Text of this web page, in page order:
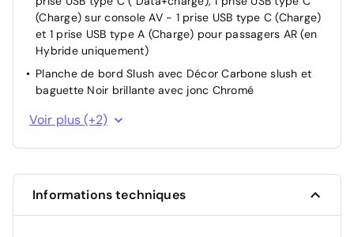
ABS, REF, AFU, CDS et TSM
Rétroviseur intérieur électrochrome
Verrouillage automatique de tous les ouvrants en
roulant
Verrouillage centralisé
(Charge) sur console AV - 1 prise USB type C (Charge)
et 1 prise USB type A (Charge) pour passagers AR (en
Hybride uniquement)
Planche de bord Slush avec Décor Carbone slush et
baguette Noir brillante avec jonc Chromé
Intervalle de maintenance 25 000 km ou 1 an
d'urgence automatique avec alerte risque de collision,
des usagers de la route vulnérables (piétons,
cyclistes,), Alerte active de franchissement involontaire
Voir plus (+2)
Informations techniques